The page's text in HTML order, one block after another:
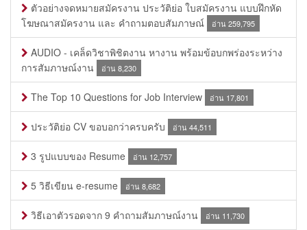
ตัวอย่างจดหมายสมัครงาน ประวัติย่อ ใบสมัครงาน แบบฝึกหัด
โฆษณาสมัครงาน และ คำถามตอบสัมภาษณ์
อ่าน 259,795
AUDIO - เคล็ดวิชาพิชิตงาน หางาน พร้อมข้อบกพร่องระหว่าง
การสัมภาษณ์งาน
อ่าน 8,230
The Top 10 Questions for Job Interview อ่าน 17,801
ประวัติย่อ CV ขอบอกว่าครบครับ อ่าน 44,511
3 รูปแบบของ Resume อ่าน 12,757
5 วิธีเขียน e-resume อ่าน 8,682
วิธีเอาตัวรอดจาก 9 คำถามสัมภาษณ์งาน อ่าน 11,730